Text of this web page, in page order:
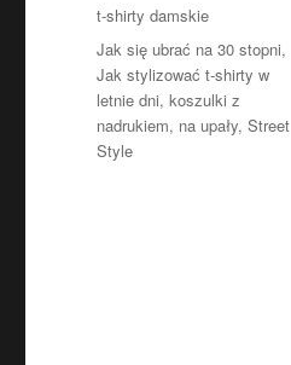
Kategorie
t-shirty damskie
Tagi
Jak się ubrać na 30 stopni,
Jak stylizować t-shirty w
letnie dni,koszulki z
nadrukiem, na upały,Street
Style